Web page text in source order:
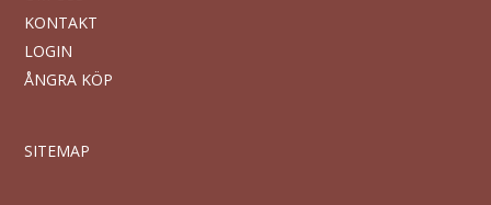
KONTAKT
LOGIN
ÅNGRA KÖP
SITEMAP